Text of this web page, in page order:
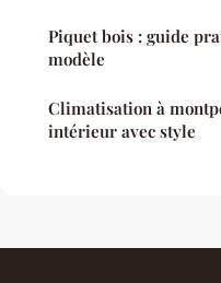
Piquet bois : guide
modèle
Climatisation à
intérieur avec style